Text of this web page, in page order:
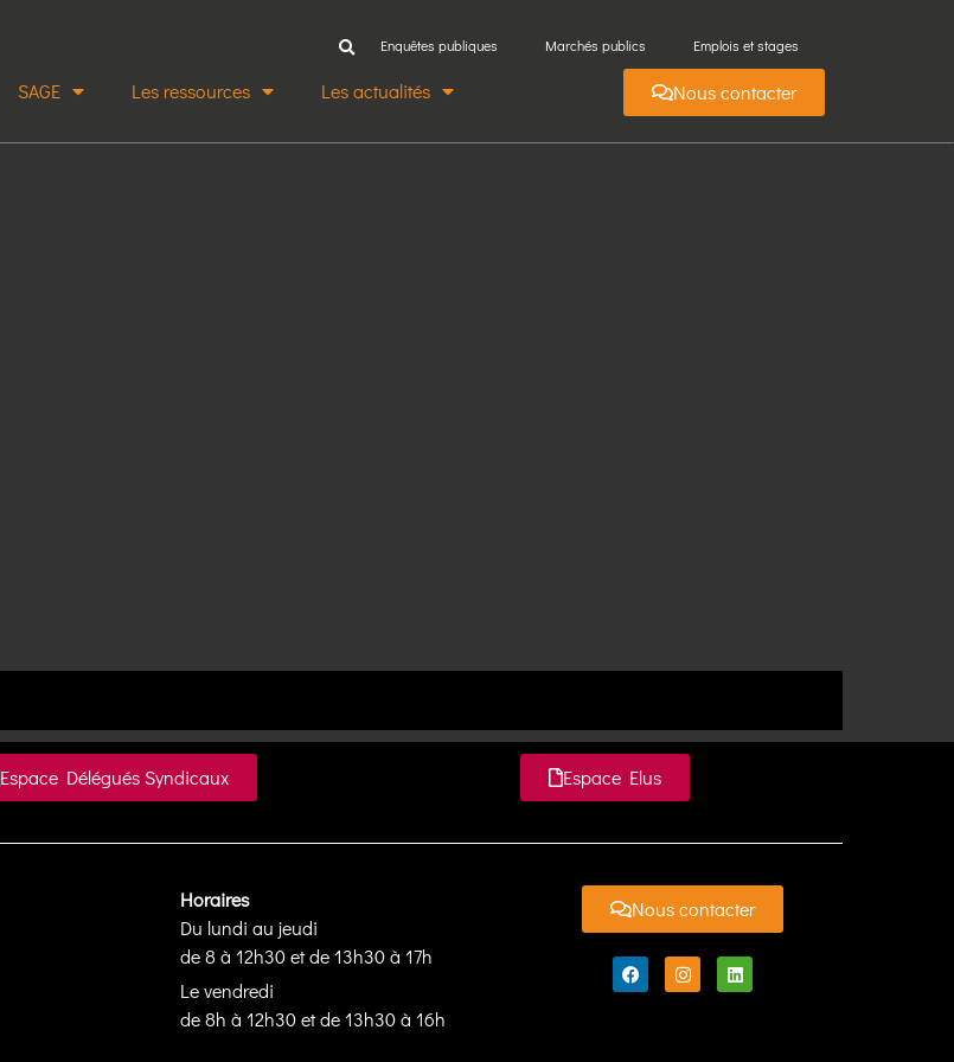
Enquêtes publiques Marchés publics Emplois et stages
SAGE Les ressources Les actualités Nous contacter
Espace Délégués Syndicaux Espace Elus
Horaires
Du lundi au jeudi
de 8 à 12h30 et de 13h30 à 17h
Le vendredi
de 8h à 12h30 et de 13h30 à 16h
Nous contacter